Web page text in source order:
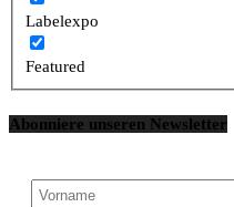
Labelexpo
Featured
Abonniere unseren Newsletter